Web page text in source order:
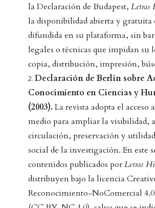
la Declaración de Budapest, Letras
la disponibilidad abierta y
difundida en su plataforma, sin
legales o técnicas que impidan su
copia, distribución, impresión,
Declaración de Berlín sobre
Conocimiento en Ciencias y
(2003). La revista adopta el acceso
medio para ampliar la visibilidad,
circulación, preservación y
social de la investigación. En este
contenidos publicados porLetras
distribuyen bajo la licencia
Reconocimiento-NoComercial